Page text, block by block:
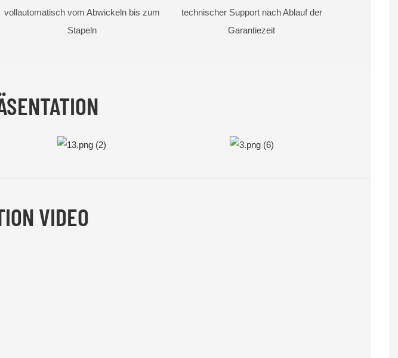
vollautomatisch vom Abwickeln bis zum
Stapeln
technischer Support nach Ablauf der
Garantiezeit
VIDEO